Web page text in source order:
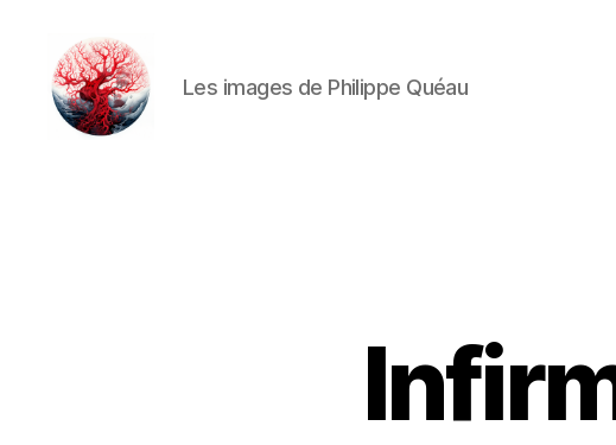
Les images de Philippe Quéau